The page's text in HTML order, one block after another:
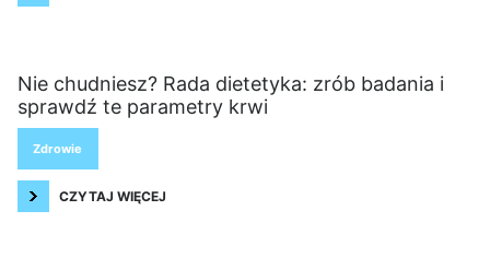
Nie chudniesz? Rada dietetyka: zrób badania i
sprawdź te parametry krwi
Zdrowie
CZYTAJ WIĘCEJ